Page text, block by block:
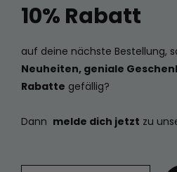
10% Rabatt
auf deine nächste Bestellung,
Neuheiten, geniale
Rabatte gefällig?
Dann melde dich jetzt zu